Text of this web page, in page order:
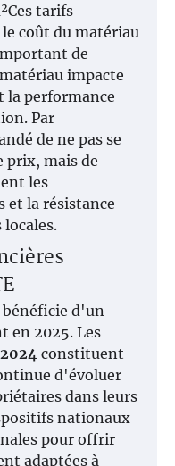
tarifs
coût du matériau
de
impacte
la performance
Par
de ne pas se
prix, mais de
les
et la résistance
d'un
en 2025. Les
constituent
d'évoluer
dans leurs
nationaux
pour offrir
adaptées à